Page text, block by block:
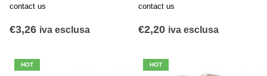
contact us
€3,26 iva esclusa
contact us
€2,20 iva esclusa
HOT HOT